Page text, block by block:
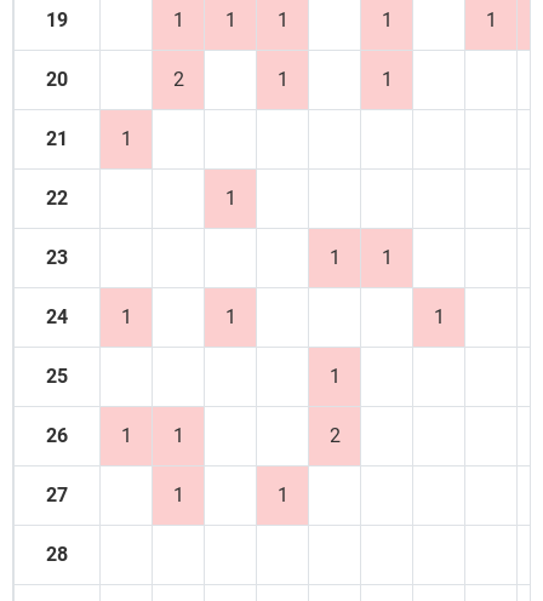
19 1 1 1 1 1
20 2 1 1
21 1
22 1
23 1 1
24 1 1 1
25 1
26 1 1 2
27 1 1
28